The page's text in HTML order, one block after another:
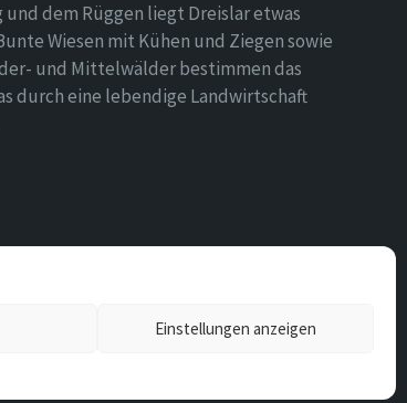
Einstellungen anzeigen
und dem Rüggen liegt Dreislar etwas
Wiesen mit Kühen und Ziegen sowie
und Mittelwälder bestimmen das
durch eine lebendige Landwirtschaft